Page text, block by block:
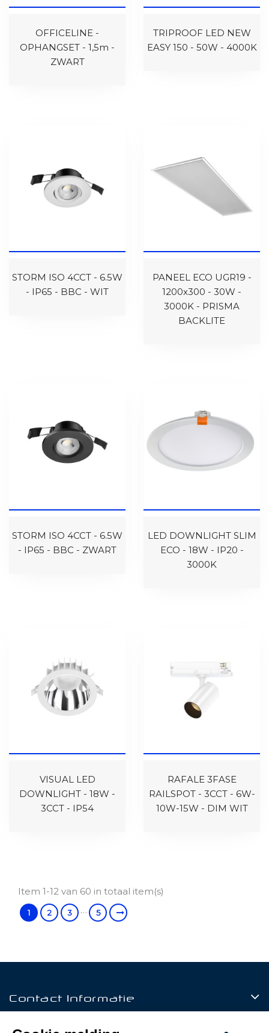
OFFICELINE -
OPHANGSET - 1,5m -
ZWART
TRIPROOF LED NEW
EASY 150 - 50W - 4000K
STORM ISO 4CCT - 6.5W
- IP65 - BBC - WIT
PANEEL ECO UGR19 -
1200x300 - 30W -
3000K - PRISMA
BACKLITE
STORM ISO 4CCT - 6.5W
- IP65 - BBC - ZWART
LED DOWNLIGHT SLIM
ECO - 18W - IP20 -
3000K
VISUAL LED
DOWNLIGHT - 18W -
3CCT - IP54
RAFALE 3FASE
RAILSPOT - 3CCT - 6W-
10W-15W - DIM WIT
Item 1-12 van 60 in totaal item(s)
1 2 3 … 5
Contact Informatie